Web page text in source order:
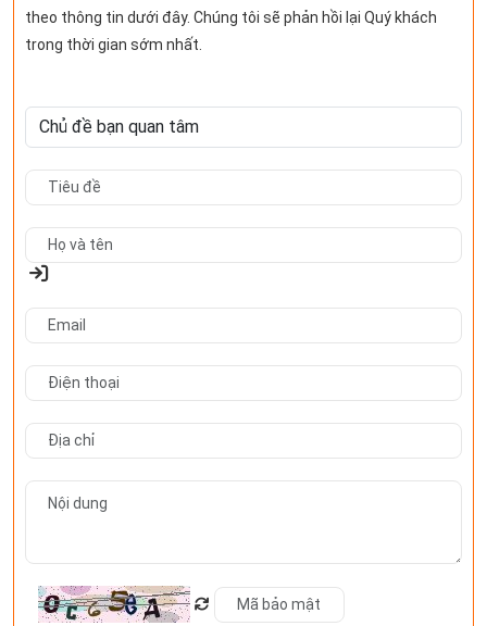
theo thông tin dưới đây. Chúng tôi sẽ phản hồi lại Quý khách
trong thời gian sớm nhất.